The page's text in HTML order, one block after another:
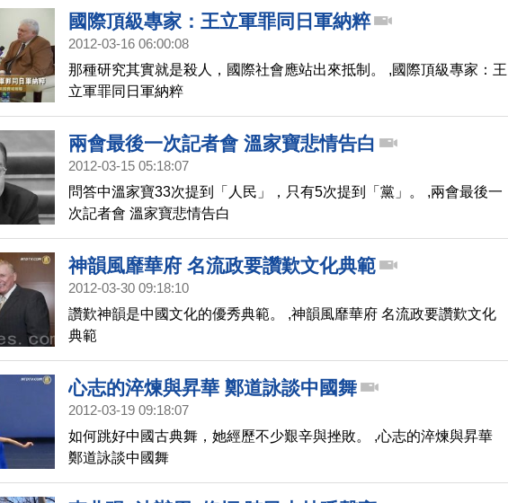
國際頂級專家：王立軍罪同日軍納粹
2012-03-16 06:00:08
那種研究其實就是殺人，國際社會應站出來抵制。 ,國際頂級專家：王
立軍罪同日軍納粹
兩會最後一次記者會 溫家寶悲情告白
2012-03-15 05:18:07
問答中溫家寶33次提到「人民」，只有5次提到「黨」。 ,兩會最後一
次記者會 溫家寶悲情告白
神韻風靡華府 名流政要讚歎文化典範
2012-03-30 09:18:10
讚歎神韻是中國文化的優秀典範。 ,神韻風靡華府 名流政要讚歎文化
典範
心志的淬煉與昇華 鄭道詠談中國舞
2012-03-19 09:18:07
如何跳好中國古典舞，她經歷不少艱辛與挫敗。 ,心志的淬煉與昇華
鄭道詠談中國舞